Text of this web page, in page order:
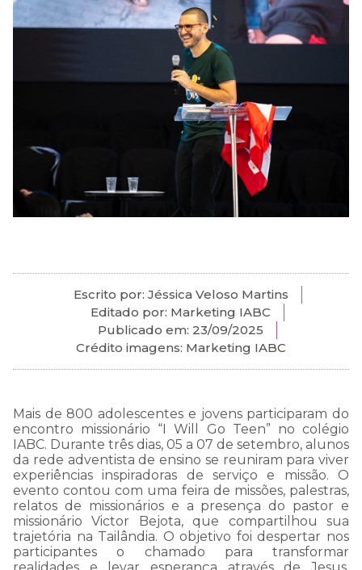
Escrito por: Jéssica Veloso Martins
Editado por: Marketing IABC
Publicado em: 23/09/2025
Crédito imagens: Marketing IABC
Mais de 800 adolescentes e jovens participaram do
encontro missionário “I Will Go Teen” no colégio
IABC. Durante três dias, 05 a 07 de setembro, alunos
da rede adventista de ensino se reuniram para viver
experiências inspiradoras de serviço e missão. O
evento contou com uma feira de missões, palestras,
relatos de missionários e a presença do pastor e
missionário Victor Bejota, que compartilhou sua
trajetória na Tailândia. O objetivo foi despertar nos
participantes o chamado para transformar
COMUNICADO
IMPORTANTE: